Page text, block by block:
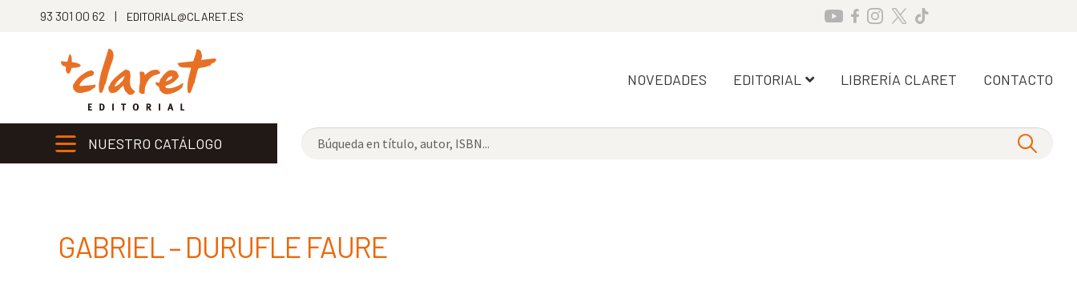
93 301 00 62 | EDITORIAL@CLARET.ES
NOVEDADES EDITORIAL LIBRERÍA CLARET CONTACTO
NUESTRO CATÁLOGO
GABRIEL – DURUFLE FAURE